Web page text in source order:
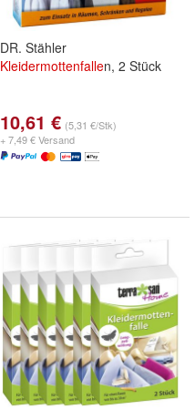
DR. Stähler
Kleidermottenfallen, 2 Stück
10,61 € (5,31 €/Stk)
+ 7,49 € Versand